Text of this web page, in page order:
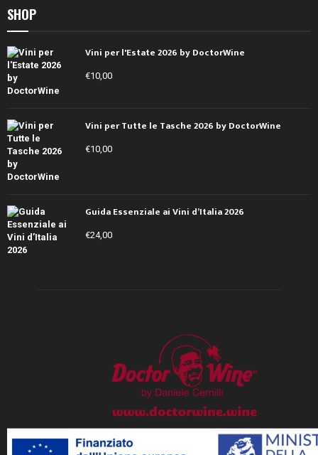
SHOP
Vini per l'Estate 2026 by DoctorWine
€10,00
Vini per Tutte le Tasche 2026 by DoctorWine
€10,00
Guida Essenziale ai Vini d’Italia 2026
€24,00